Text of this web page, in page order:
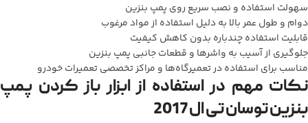
سهولت استفاده و نصب سریع روی پمپ بنزین
دوام و طول عمر بالا به دلیل استفاده از مواد مرغوب
قابلیت استفاده چندباره بدون کاهش کیفیت
جلوگیری از آسیب به واشرها و قطعات جانبی پمپ بنزین
مناسب برای استفاده در تعمیرگاه‌ها و مراکز تخصصی تعمیرات خودرو
نکات مهم در استفاده از ابزار باز کردن پمپ
بنزین توسان تی ال 2017